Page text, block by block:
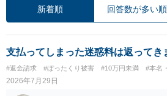
新着順 回答数が多い順
支払ってしまった迷惑料は返ってき
#返金請求 #ぼったくり被害 #10万円未満 #本名
2026年7月29日